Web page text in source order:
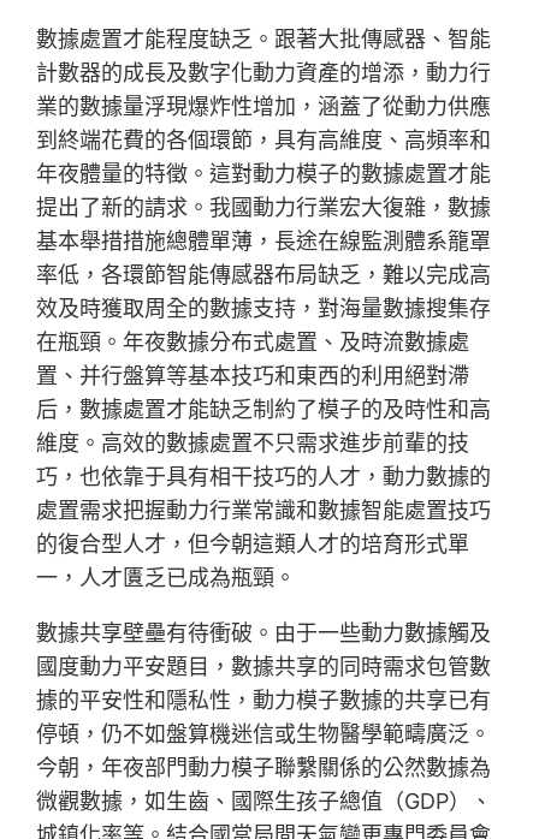
數據處置才能程度缺乏。跟著大批傳感器、智能
計數器的成長及數字化動力資產的增添，動力行
業的數據量浮現爆炸性增加，涵蓋了從動力供應
到終端花費的各個環節，具有高維度、高頻率和
年夜體量的特徵。這對動力模子的數據處置才能
提出了新的請求。我國動力行業宏大復雜，數據
基本舉措措施總體單薄，長途在線監測體系籠罩
率低，各環節智能傳感器布局缺乏，難以完成高
效及時獲取周全的數據支持，對海量數據搜集存
在瓶頸。年夜數據分布式處置、及時流數據處
置、并行盤算等基本技巧和東西的利用絕對滯
后，數據處置才能缺乏制約了模子的及時性和高
維度。高效的數據處置不只需求進步前輩的技
巧，也依靠于具有相干技巧的人才，動力數據的
處置需求把握動力行業常識和數據智能處置技巧
的復合型人才，但今朝這類人才的培育形式單
一，人才匱乏已成為瓶頸。
數據共享壁壘有待衝破。由于一些動力數據觸及
國度動力平安題目，數據共享的同時需求包管數
據的平安性和隱私性，動力模子數據的共享已有
停頓，仍不如盤算機迷信或生物醫學範疇廣泛。
今朝，年夜部門動力模子聯繫關係的公然數據為
微觀數據，如生齒、國際生孩子總值（GDP）、